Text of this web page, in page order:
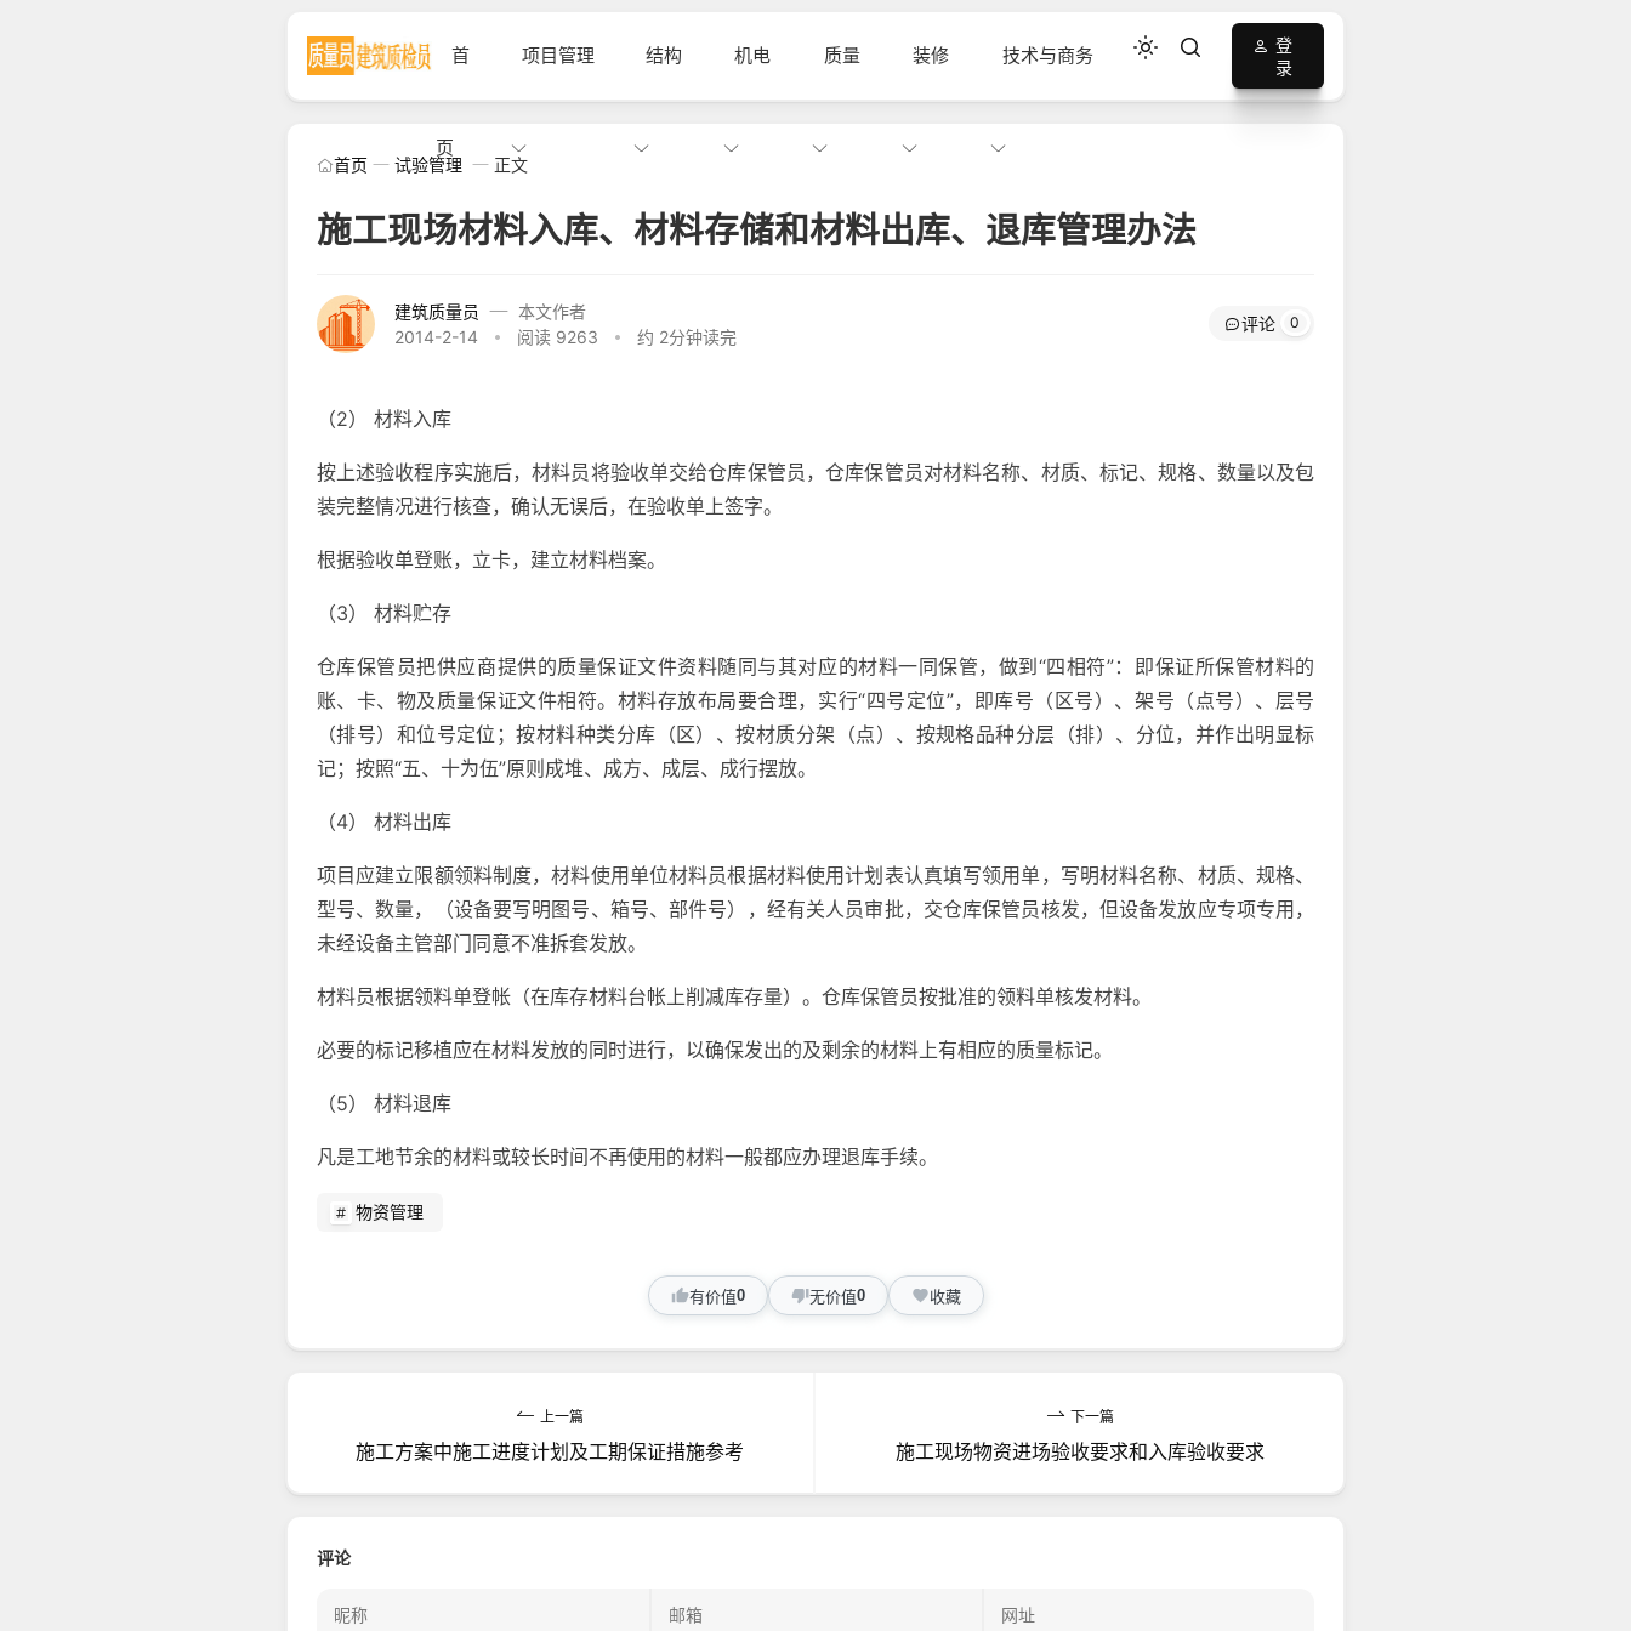
首
页
项目管理 结构 机电 质量 装修 技术与商务
登
录
首页 试验管理 正文
施工现场材料入库、材料存储和材料出库、退库管理办法
建筑质量员
本文作者
2014-2-14
阅读 9263 约 2分钟读完
评论 0
（2） 材料入库
按上述验收程序实施后，材料员将验收单交给仓库保管员，仓库保管员对材料名称、材质、标记、规格、数量以及包
装完整情况进行核查，确认无误后，在验收单上签字。
根据验收单登账，立卡，建立材料档案。
（3） 材料贮存
仓库保管员把供应商提供的质量保证文件资料随同与其对应的材料一同保管，做到“四相符”：即保证所保管材料的
账、卡、物及质量保证文件相符。材料存放布局要合理，实行“四号定位”，即库号（区号）、架号（点号）、层号
（排号）和位号定位；按材料种类分库（区）、按材质分架（点）、按规格品种分层（排）、分位，并作出明显标
记；按照“五、十为伍”原则成堆、成方、成层、成行摆放。
（4） 材料出库
项目应建立限额领料制度，材料使用单位材料员根据材料使用计划表认真填写领用单，写明材料名称、材质、规格、
型号、数量，（设备要写明图号、箱号、部件号），经有关人员审批，交仓库保管员核发，但设备发放应专项专用，
未经设备主管部门同意不准拆套发放。
材料员根据领料单登帐（在库存材料台帐上削减库存量）。仓库保管员按批准的领料单核发材料。
必要的标记移植应在材料发放的同时进行，以确保发出的及剩余的材料上有相应的质量标记。
（5） 材料退库
凡是工地节余的材料或较长时间不再使用的材料一般都应办理退库手续。
物资管理
有价值0 无价值0 收藏
上一篇
施工方案中施工进度计划及工期保证措施参考
下一篇
施工现场物资进场验收要求和入库验收要求
评论